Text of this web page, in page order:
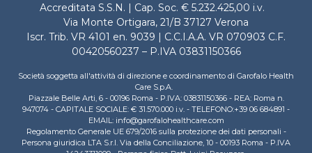
Accreditata S.S.N. | Cap. Soc. € 5.232.425,00 i.v.
Via Monte Ortigara, 21/B 37127 Verona
Iscr. Trib. VR 4101 en. 9039 | C.C.I.A.A. VR 070903 C.F.
00420560237 – P.IVA 03831150366
Società soggetta all'attività di direzione e coordinamento di Garofalo Health
Care S.p.A.
Piazzale Belle Arti, 6 - 00196 Roma - P.IVA: 03831150366 - REA: Roma n.
947074 - CAPITALE SOCIALE: € 31.570.000 i.v. - TELEFONO:+39 06 684891 -
EMAIL: info@garofalohealthcare.com
Regolamento Generale UE 679/2016 sulla protezione dei dati personali -
Persona giuridica LTA S.r.l. Via della Conciliazione, 10 - 00193 Roma - P.IVA